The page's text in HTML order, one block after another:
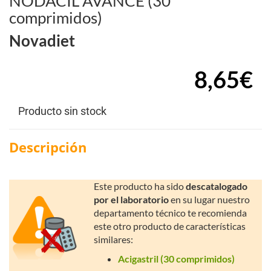
comprimidos)
Novadiet
8,65€
Producto sin stock
Descripción
Este producto ha sidodescatalogado
por el laboratorioen su lugar nuestro
departamento técnico te recomienda
este otro producto de características
similares:
Acigastril (30 comprimidos)